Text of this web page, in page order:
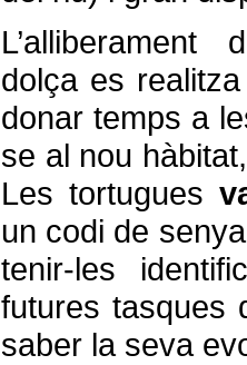
L’alliberament
dolça es
donar temps a
se al nou
Les tortugues
un codi de
tenir-les
futures tasques
saber la seva